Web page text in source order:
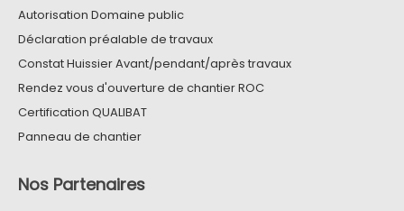
Autorisation Domaine public
Déclaration préalable de travaux
Constat Huissier Avant/pendant/après travaux
Rendez vous d'ouverture de chantier ROC
Certification QUALIBAT
Panneau de chantier
Nos Partenaires